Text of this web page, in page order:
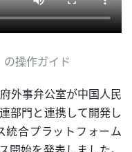
の操作ガイド
外事弁公室が中国人民
部門と連携して開発し
統合プラットフォーム